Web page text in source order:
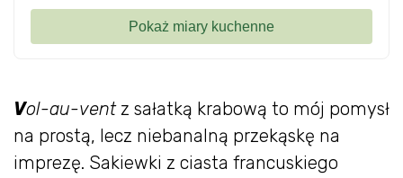
Vol-au-ventz sałatką krabową to mój pomysł
na prostą, lecz niebanalną przekąskę na
imprezę. Sakiewki z ciasta francuskiego